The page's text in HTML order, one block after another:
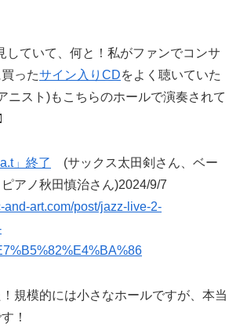
していて、何と！私がファンでコンサ
ったサイン入りCDをよく聴いていた
ニスト)もこちらのホールで演奏されて
」終了
(サックス太田剣さん、ベー
アノ秋田慎治さん)2024/9/7
and-art.com/post/jazz-live-2-
規模的には小さなホールですが、本当
！